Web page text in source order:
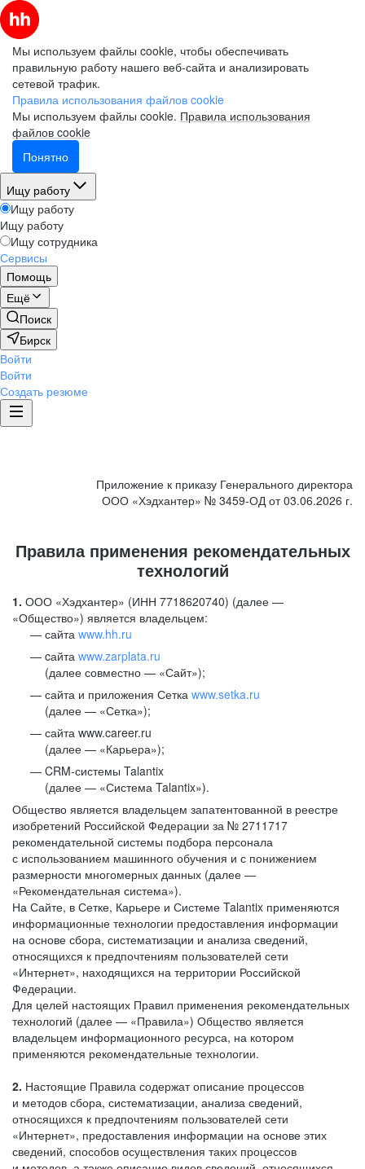
Мы используем файлы cookie, чтобы обеспечивать
правильную работу нашего веб-сайта и анализировать
сетевой трафик.
Правила использования файлов cookie
Мы используем файлы cookie. Правила использования
файлов cookie
Понятно
Ищу работу
Ищу работу
Ищу работу
Ищу сотрудника
Сервисы
Помощь
Ещё
Поиск
Бирск
Войти
Войти
Создать резюме
Приложение к приказу Генерального директора
ООО «Хэдхантер» № 3459-ОД от 03.06.2026 г.
Правила применения рекомендательных
технологий
1. ООО «Хэдхантер» (ИНН 7718620740) (далее —
«Общество») является владельцем:
сайта www.hh.ru
cайта www.zarplata.ru
(далее совместно — «Сайт»);
сайта и приложения Сетка www.setka.ru
(далее — «Сетка»);
сайта www.career.ru
(далее — «Карьера»);
CRM-системы Talantix
(далее — «Система Talantix»).
Общество является владельцем запатентованной в реестре
изобретений Российской Федерации за № 2711717
рекомендательной системы подбора персонала
с использованием машинного обучения и с понижением
размерности многомерных данных (далее —
«Рекомендательная система»).
На Сайте, в Сетке, Карьере и Системе Talantix применяются
информационные технологии предоставления информации
на основе сбора, систематизации и анализа сведений,
относящихся к предпочтениям пользователей сети
«Интернет», находящихся на территории Российской
Федерации.
Для целей настоящих Правил применения рекомендательных
технологий (далее — «Правила») Общество является
владельцем информационного ресурса, на котором
применяются рекомендательные технологии.
2. Настоящие Правила содержат описание процессов
и методов сбора, систематизации, анализа сведений,
относящихся к предпочтениям пользователей сети
«Интернет», предоставления информации на основе этих
сведений, способов осуществления таких процессов